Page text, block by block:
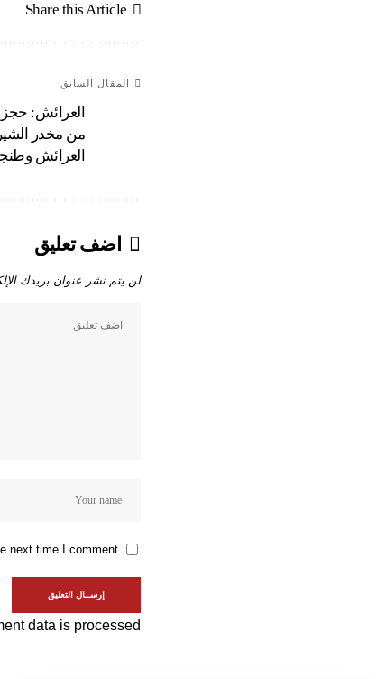
Share this Article
المقال السابق
من مخدر
العرائش
اضف تعليق
لن يتم نشر عنوان بريدك
next time I comment.
data is processed.